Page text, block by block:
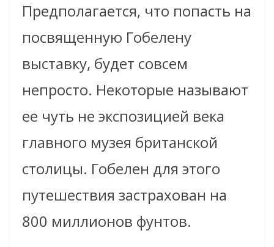
Предполагается, что попасть на
посвященную Гобелену
выставку, будет совсем
непросто. Некоторые называют
ее чуть не экспозицией века
главного музея британской
столицы. Гобелен для этого
путешествия застрахован на
800 миллионов фунтов.